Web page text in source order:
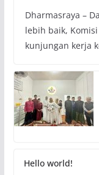
Dharmasraya –
lebih baik,
kunjungan kerja
Hello world!